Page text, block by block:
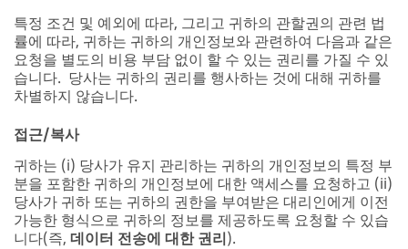
특정 조건 및 예외에 따라, 그리고 귀하의 관할권의 관련 법
률에 따라, 귀하는 귀하의 개인정보와 관련하여 다음과 같은
요청을 별도의 비용 부담 없이 할 수 있는 권리를 가질 수 있
습니다. 당사는 귀하의 권리를 행사하는 것에 대해 귀하를
차별하지 않습니다.
접근/복사
귀하는 (i) 당사가 유지 관리하는 귀하의 개인정보의 특정 부
분을 포함한 귀하의 개인정보에 대한 액세스를 요청하고 (ii)
당사가 귀하 또는 귀하의 권한을 부여받은 대리인에게 이전
가능한 형식으로 귀하의 정보를 제공하도록 요청할 수 있습
니다(즉, 데이터 전송에 대한 권리).